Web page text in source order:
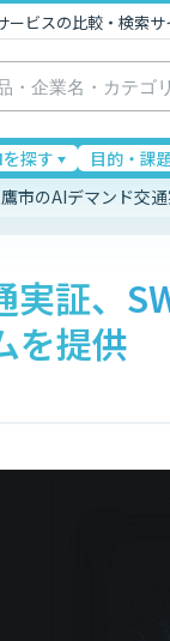
ービスの比較・検索サ
探す 目的・課
市のAIデマンド交
実証、
を提供